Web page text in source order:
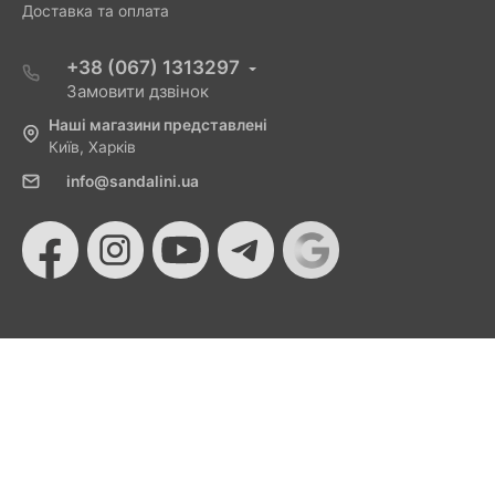
Доставка та оплата
+38 (067) 1313297
Замовити дзвінок
Наші магазини представлені
Київ, Харків
info@sandalini.ua